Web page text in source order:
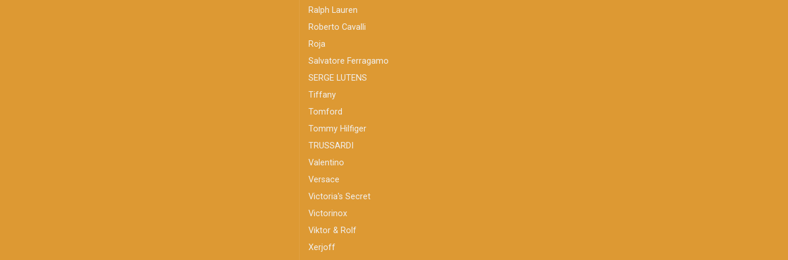
Ralph Lauren
Roberto Cavalli
Roja
Salvatore Ferragamo
SERGE LUTENS
Tiffany
Tomford
Tommy Hilfiger
TRUSSARDI
Valentino
Versace
Victoria's Secret
Victorinox
Viktor & Rolf
Xerjoff